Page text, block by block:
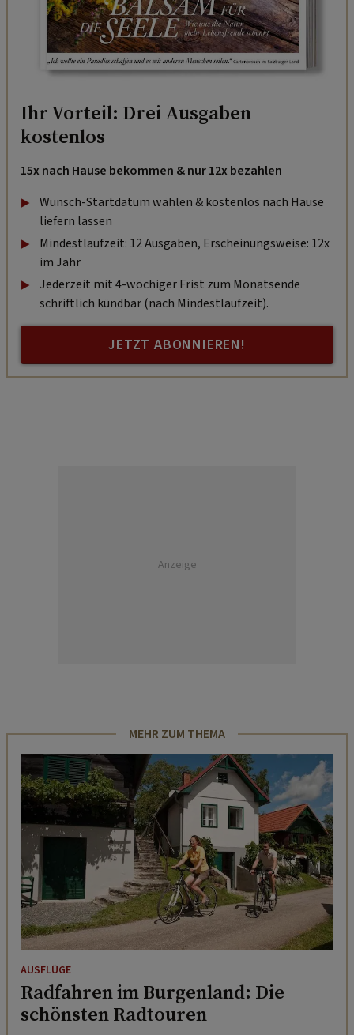
Ihr Vorteil: Drei Ausgaben
kostenlos
15x nach Hause bekommen & nur 12x bezahlen
Wunsch-Startdatum wählen & kostenlos nach Hause
liefern lassen
Mindestlaufzeit: 12 Ausgaben, Erscheinungsweise: 12x
im Jahr
Jederzeit mit 4-wöchiger Frist zum Monatsende
schriftlich kündbar (nach Mindestlaufzeit).
JETZT ABONNIEREN!
Anzeige
MEHR ZUM THEMA
AUSFLÜGE
Radfahren im Burgenland: Die
schönsten Radtouren